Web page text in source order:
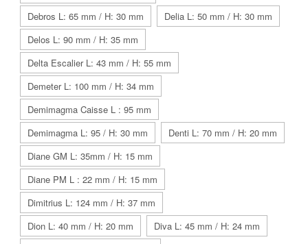
Debros L: 65 mm / H: 30 mm
Delia L: 50 mm / H: 30 mm
Delos L: 90 mm / H: 35 mm
Delta Escalier L: 43 mm / H: 55 mm
Demeter L: 100 mm / H: 34 mm
Demimagma Caisse L : 95 mm
Demimagma L: 95 / H: 30 mm
Denti L: 70 mm / H: 20 mm
Diane GM L: 35mm / H: 15 mm
Diane PM L : 22 mm / H: 15 mm
Dimitrius L: 124 mm / H: 37 mm
Dion L: 40 mm / H: 20 mm
Diva L: 45 mm / H: 24 mm